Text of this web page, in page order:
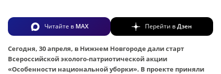
Читайте в MAX Перейти вДзен
Сегодня, 30 апреля, в Нижнем Новгороде дали старт
Всероссийской эколого-патриотической акции
«Особенности национальной уборки». В проекте приняли